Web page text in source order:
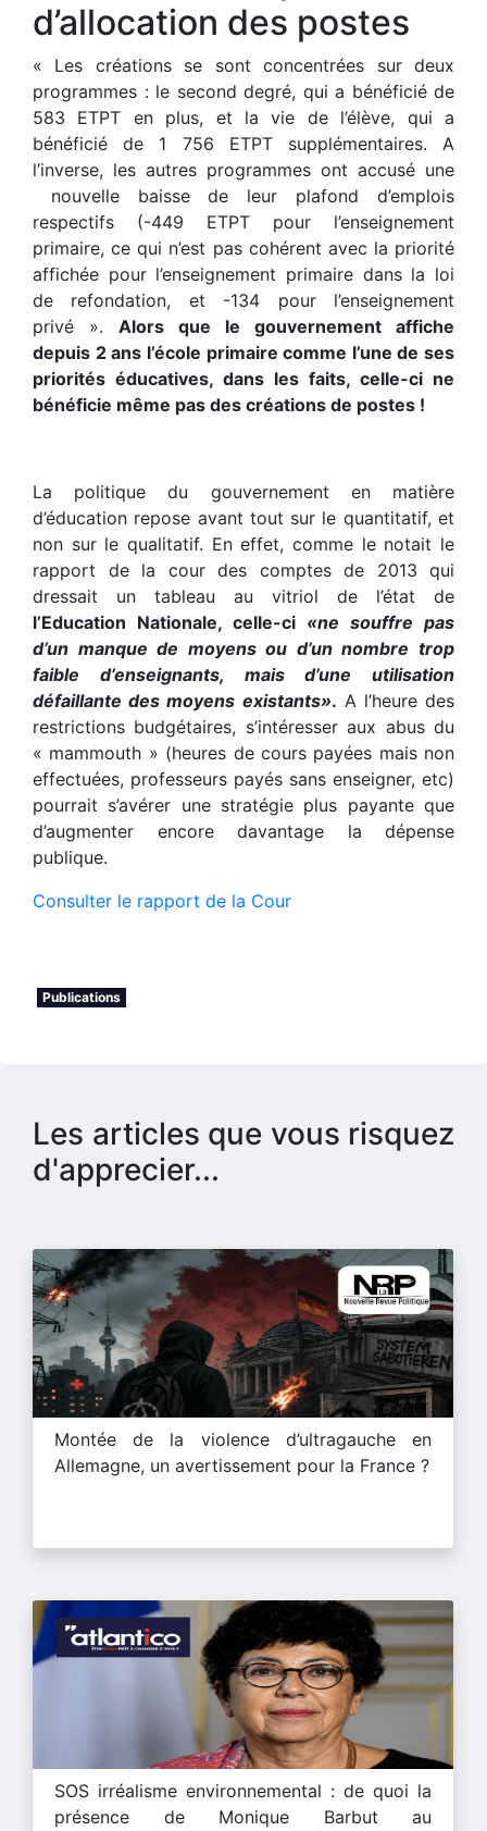
d’allocation des postes
« Les créations se sont concentrées sur deux
programmes : le second degré, qui a bénéficié de
583 ETPT en plus, et la vie de l’élève, qui a
bénéficié de 1 756 ETPT supplémentaires. A
l’inverse, les autres programmes ont accusé une
nouvelle baisse de leur plafond d’emplois
respectifs (-449 ETPT pour l’enseignement
primaire, ce qui n’est pas cohérent avec la priorité
affichée pour l’enseignement primaire dans la loi
de refondation, et -134 pour l’enseignement
privé ». Alors que le gouvernement affiche
depuis 2 ans l’école primaire comme l’une de ses
priorités éducatives, dans les faits, celle-ci ne
bénéficie même pas des créations de postes !
La politique du gouvernement en matière
d’éducation repose avant tout sur le quantitatif, et
non sur le qualitatif. En effet, comme le notait le
rapport de la cour des comptes de 2013 qui
dressait un tableau au vitriol de l’état de
l’Education Nationale, celle-ci «ne souffre pas
d’un manque de moyens ou d’un nombre trop
faible d’enseignants, mais d’une utilisation
défaillante des moyens existants». A l’heure des
restrictions budgétaires, s’intéresser aux abus du
« mammouth » (heures de cours payées mais non
effectuées, professeurs payés sans enseigner, etc)
pourrait s’avérer une stratégie plus payante que
d’augmenter encore davantage la dépense
publique.
Consulter le rapport de la Cour
Publications
Les articles que vous risquez
d'apprecier...
Montée de la violence d’ultragauche en
Allemagne, un avertissement pour la France ?
SOS irréalisme environnemental : de quoi la
présence de Monique Barbut au